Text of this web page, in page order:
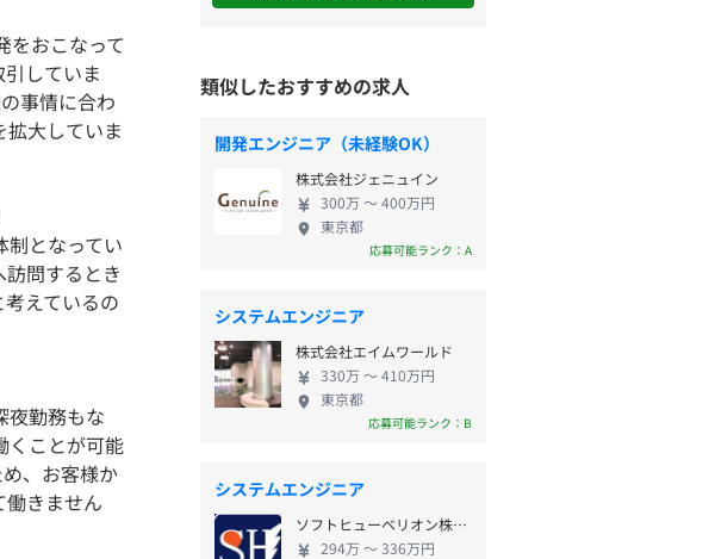
をおこなって
していま
事情に合わ
大していま
制となってい
問するとき
えているの
夜勤務もな
くことが可能
、お客様か
きません
類似したおすすめの求人
開発エンジニア（未経験OK）
株式会社ジェニュイン
300万 〜 400万円
東京都
応募可能ランク：A
システムエンジニア
株式会社エイムワールド
330万 〜 410万円
東京都
応募可能ランク：B
システムエンジニア
ソフトヒューベリオン株式会社
294万 〜 336万円